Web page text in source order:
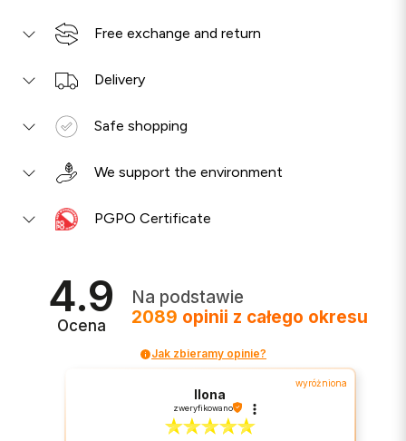
Free exchange and return
Delivery
Safe shopping
We support the environment
PGPO Certificate
4.9
Ocena
Na podstawie
2089 opinii z całego okresu
Jak zbieramy opinie?
wyróżniona
Ilona
zweryfikowano